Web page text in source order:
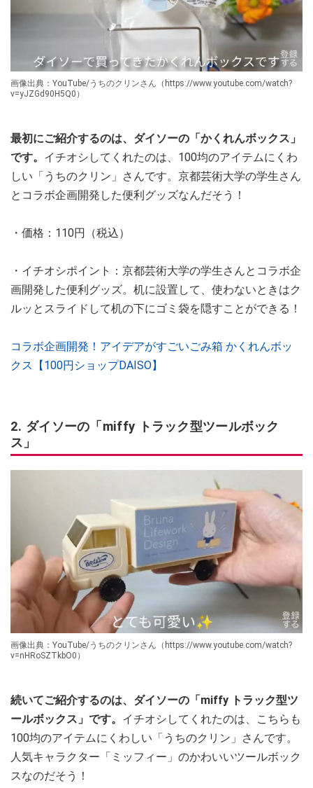
画像出典：YouTube/うちのクリンさん（https://www.youtube.com/watch?
v=yJZGd90H5Q0）
最初にご紹介するのは、ダイソーの「かくれんボックス」
です。 イチオシしてくれたのは、100均のアイテムにくわ
しい「うちのクリン」さんです。京都芸術大学の学生さん
とコラボ企画開発した便利グッズなんだそう！
・価格：110円（税込）
・イチオシポイント：京都芸術大学の学生さんとコラボ企
画開発した便利グッズ。机に設置して、使わないときはク
ルッとスライドして机の下にゴミ袋を隠すことができる！
コラボ企画開発！アイデアがすごいごみ箱 かくれんボッ
クス【100円ショップDAISO】
2. ダイソーの「miffy トラック型ツールボック
ス」
画像出典：YouTube/うちのクリンさん（https://www.youtube.com/watch?
v=nHRoSZTkbO0）
続いてご紹介するのは、ダイソーの「miffy トラック型ツ
ールボックス」です。 イチオシしてくれたのは、こちらも
100均のアイテムにくわしい「うちのクリン」さんです。
人気キャラクター「ミッフィー」のかわいいツールボック
スなのだそう！